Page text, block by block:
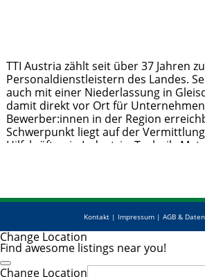
TTI Austria zählt seit über 37 Jahren
Personaldienstleistern des Landes.
auch mit einer Niederlassung in
damit direkt vor Ort für
Bewerber:innen in der Region
Schwerpunkt liegt auf der
Hilfskräften in Industrie, Technik,
Kontakt | Impressum | AGB &
Change Location
Find awesome listings near you!
Change Location